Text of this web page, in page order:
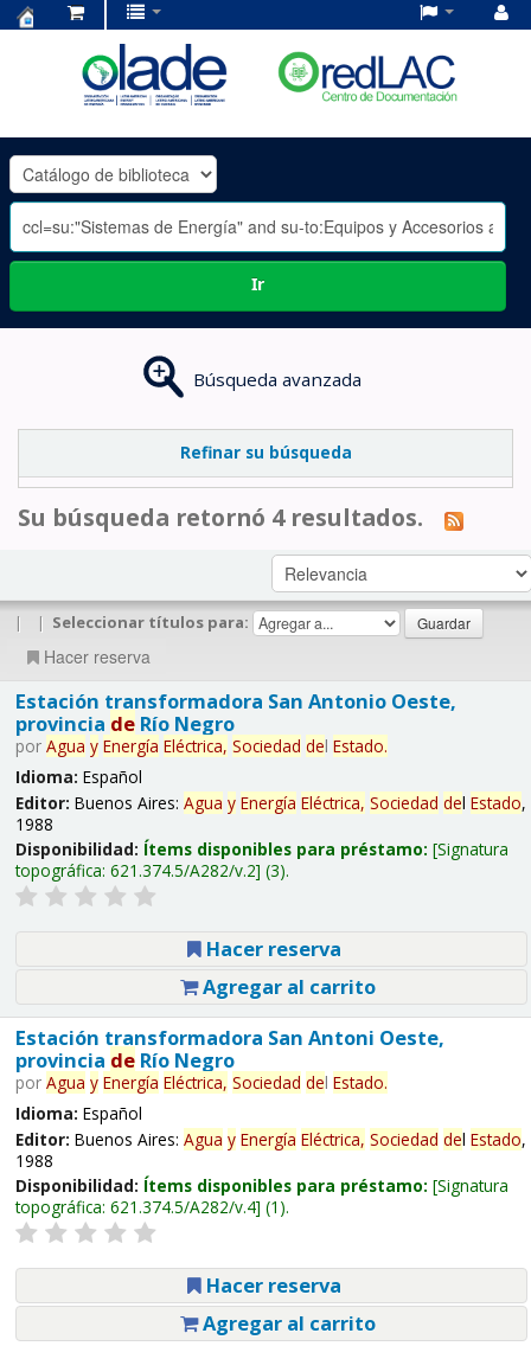
OLADE
-
Ir
Búsqueda avanzada
Refinar su búsqueda
Su búsqueda retornó 4 resultados.
| | Seleccionar títulos para:
Hacer reserva
Estación transformadora San Antonio Oeste,
provincia deRío Negro
por Agua y Energía Eléctrica, Sociedad del Estado.
Idioma: Español
Editor: Buenos Aires: Agua y Energía Eléctrica, Sociedad del Estado,
1988
Disponibilidad: Ítems disponibles para préstamo: Signatura
topográfica: 621.374.5/A282/v.2 (3).
Hacer reserva
Agregar al carrito
Estación transformadora San Antoni Oeste,
provincia deRío Negro
por Agua y Energía Eléctrica, Sociedad del Estado.
Idioma: Español
Editor: Buenos Aires: Agua y Energía Eléctrica, Sociedad del Estado,
1988
Disponibilidad: Ítems disponibles para préstamo: Signatura
topográfica: 621.374.5/A282/v.4 (1).
Hacer reserva
Agregar al carrito